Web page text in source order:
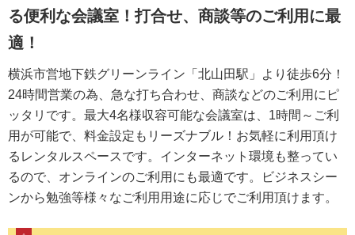
る便利な会議室！打合せ、商談等のご利用に最
適！
横浜市営地下鉄グリーンライン「北山田駅」より徒歩6分！
24時間営業の為、急な打ち合わせ、商談などのご利用にピ
ッタリです。最大4名様収容可能な会議室は、1時間～ご利
用が可能で、料金設定もリーズナブル！お気軽に利用頂け
るレンタルスペースです。インターネット環境も整ってい
るので、オンラインのご利用にも最適です。ビジネスシー
ンから勉強等様々なご利用用途に応じでご利用頂けます。